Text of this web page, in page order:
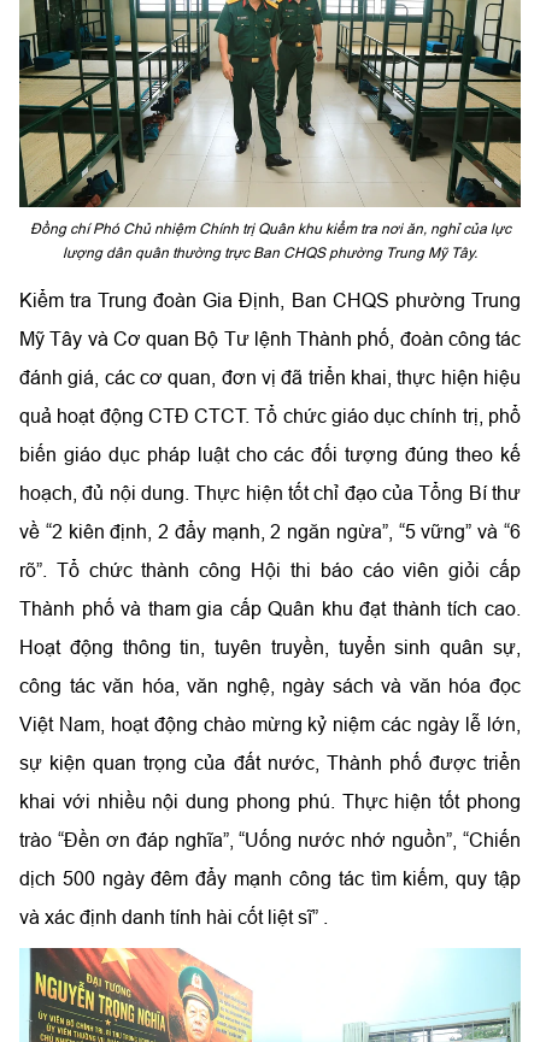
Đồng chí Phó Chủ nhiệm Chính trị Quân khu kiểm tra nơi ăn, nghỉ của lực
lượng dân quân thường trực Ban CHQS phường Trung Mỹ Tây.
Kiểm tra Trung đoàn Gia Định, Ban CHQS phường Trung
Mỹ Tây và Cơ quan Bộ Tư lệnh Thành phố, đoàn công tác
đánh giá, các cơ quan, đơn vị đã triển khai, thực hiện hiệu
quả hoạt động CTĐ CTCT. Tổ chức giáo dục chính trị, phổ
biến giáo dục pháp luật cho các đối tượng đúng theo kế
hoạch, đủ nội dung. Thực hiện tốt chỉ đạo của Tổng Bí thư
về “2 kiên định, 2 đẩy mạnh, 2 ngăn ngừa”, “5 vững” và “6
rõ”. Tổ chức thành công Hội thi báo cáo viên giỏi cấp
Thành phố và tham gia cấp Quân khu đạt thành tích cao.
Hoạt động thông tin, tuyên truyền, tuyển sinh quân sự,
công tác văn hóa, văn nghệ, ngày sách và văn hóa đọc
Việt Nam, hoạt động chào mừng kỷ niệm các ngày lễ lớn,
sự kiện quan trọng của đất nước, Thành phố được triển
khai với nhiều nội dung phong phú. Thực hiện tốt phong
trào “Đền ơn đáp nghĩa”, “Uống nước nhớ nguồn”, “Chiến
dịch 500 ngày đêm đẩy mạnh công tác tìm kiếm, quy tập
và xác định danh tính hài cốt liệt sĩ” .